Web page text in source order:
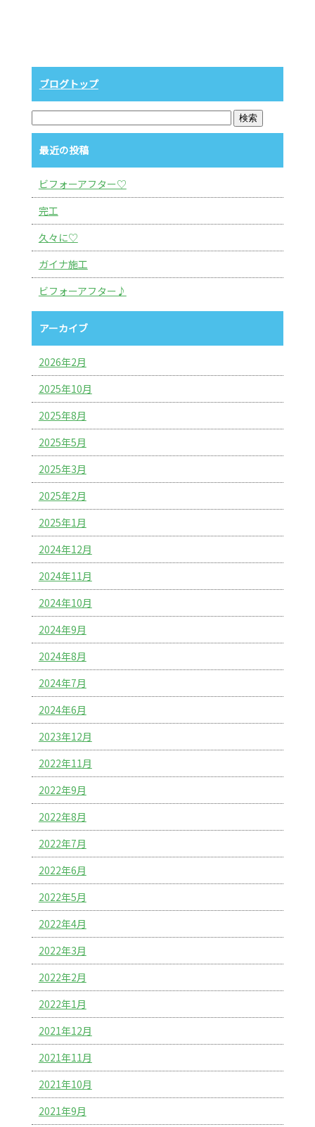
ブログトップ
最近の投稿
ビフォーアフター♡
完工
久々に♡
ガイナ施工
ビフォーアフター♪
アーカイブ
2026年2月
2025年10月
2025年8月
2025年5月
2025年3月
2025年2月
2025年1月
2024年12月
2024年11月
2024年10月
2024年9月
2024年8月
2024年7月
2024年6月
2023年12月
2022年11月
2022年9月
2022年8月
2022年7月
2022年6月
2022年5月
2022年4月
2022年3月
2022年2月
2022年1月
2021年12月
2021年11月
2021年10月
2021年9月